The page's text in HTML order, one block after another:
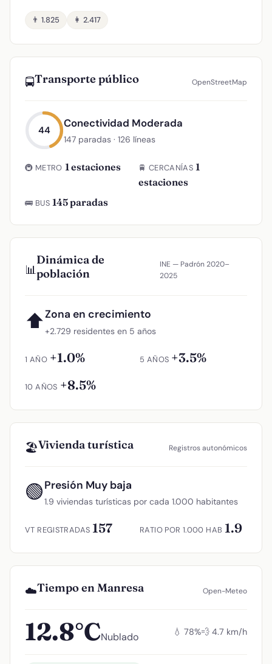
👨 1.825 👩 2.417
🚍Transporte público OpenStreetMap
44
Conectividad Moderada
147 paradas · 126 líneas
🚇 METRO 1 estaciones 🚆 CERCANÍAS 1
estaciones
🚌 BUS 145 paradas
📊
Dinámica de
población
INE — Padrón 2020–
2025
⬆Zona en crecimiento
+2.729 residentes en 5 años
1 AÑO +1.0% 5 AÑOS +3.5%
10 AÑOS +8.5%
🏖️Vivienda turística Registros autonómicos
🟢Presión Muy baja
1.9 viviendas turísticas por cada 1.000 habitantes
VT REGISTRADAS 157 RATIO POR 1.000 HAB 1.9
☁️Tiempo en Manresa Open-Meteo
12.8°CNublado 💧 78%💨 4.7 km/h